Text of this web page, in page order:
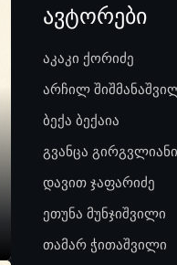
ავტორები
აკაკი ქორიძე
არჩილ
ბექა ბექაია
გვანცა გირგვლიანი
დავით ჯაფარიძე
ეთუნა მუნჯიშვილი
თამარ ჭითაშვილი